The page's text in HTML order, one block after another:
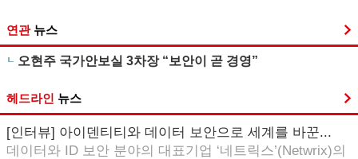
연관 뉴스
오현주 국가안보실 3차장 “보안이 곧 경영”
헤드라인 뉴스
[인터뷰] 아이덴티티와 데이터 보안으로 세계를 바꾼...
데이터와 ID 보안 분야의 대표기업 ‘네트릭스’(Netwrix)의